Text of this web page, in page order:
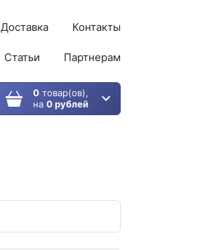
Доставка Контакты
Статьи Партнерам
0товар(ов),
на 0 рублей